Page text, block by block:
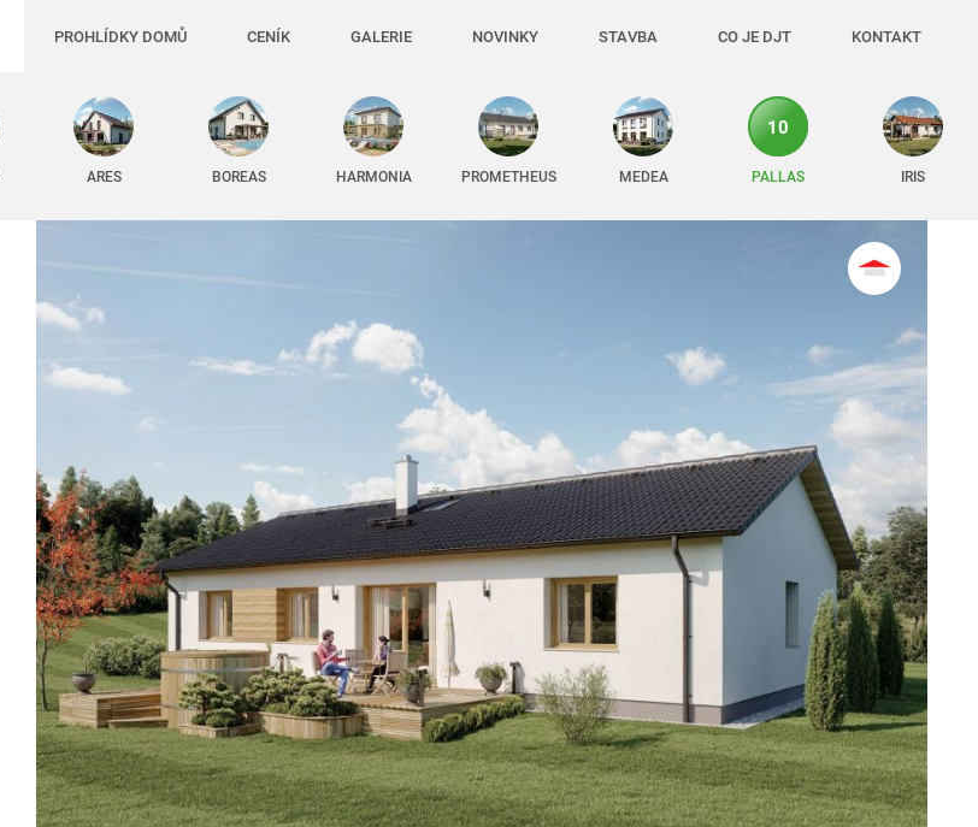
PROHLÍDKY DOMŮ CENÍK GALERIE NOVINKY STAVBA CO JE DJT KONTAKT
ARES BOREAS HARMONIA PROMETHEUS MEDEA
10
PALLAS IRIS